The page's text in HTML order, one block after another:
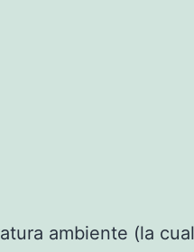
ambiente (la